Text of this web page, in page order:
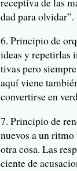
dad para olvidar”.
6. Prin­ci­pio de
ideas y repe­tir­las
ti­vas pero
aquí viene
con­ver­tirse en
7. Prin­ci­pio de
nue­vos a un
otra cosa. Las
ciente de